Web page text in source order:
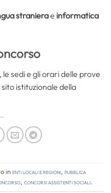
stranierae informatica
sedi e gli orari delle prove
istituzionale della
inEnti locali e regioni, Pubblica
, concorsi assistenti sociali.